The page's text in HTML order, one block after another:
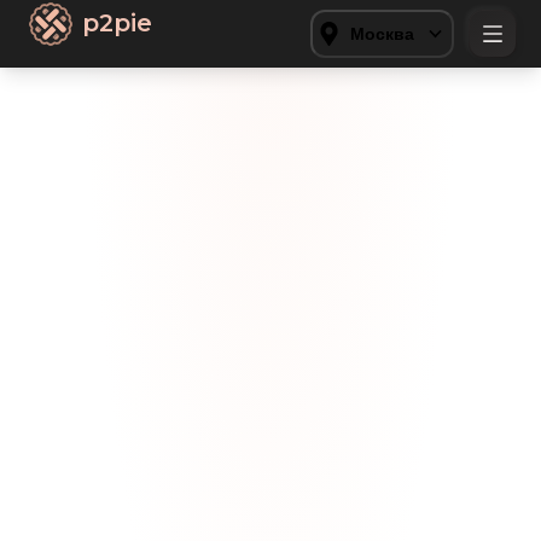
p2pie Москва